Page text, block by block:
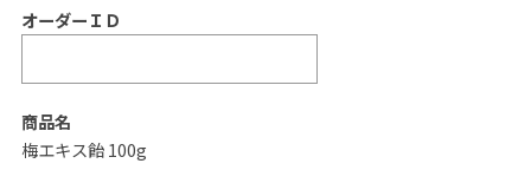
ギフトサービス
オーダーＩＤ
商品名
梅エキス飴 100g